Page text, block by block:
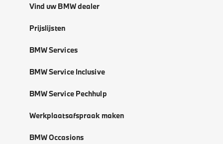
Vind uw BMW dealer
Prijslijsten
BMW Services
BMW Service Inclusive
BMW Service Pechhulp
Werkplaatsafspraak maken
BMW Occasions